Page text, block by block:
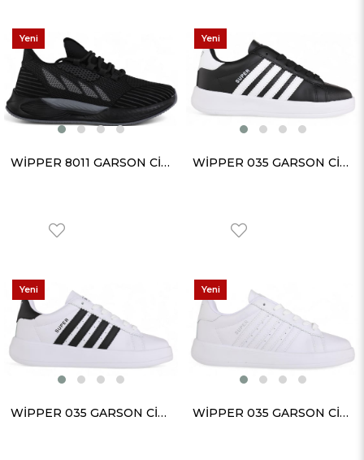
WİPPER 8011 GARSON CİLT SİYAH FÜME
Yeni
Ürün
WİPPER 035 GARSON CİLT SİYAH BEYAZ
Yeni
Ürün
WİPPER 035 GARSON CİLT BEYAZ SİYAH
Yeni
Ürün
WİPPER 035 GARSON CİLT BEYAZ BEYAZ
Yeni
Ürün